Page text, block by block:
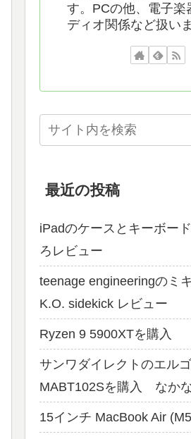
す。PCの他、電子楽
ディオ関係など扱いま
最近の投稿
iPadのケースとキーボー
ろレビュー
teenage engineeringのミ
K.O. sidekick レビュー
Ryzen 9 5900XTを購入
サンワダイレクトのエル
MABT102Sを購入 なかな
15インチ MacBook Air